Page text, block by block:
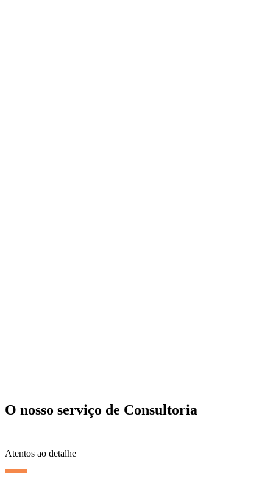
O nosso serviço de Consultoria
Atentos ao detalhe